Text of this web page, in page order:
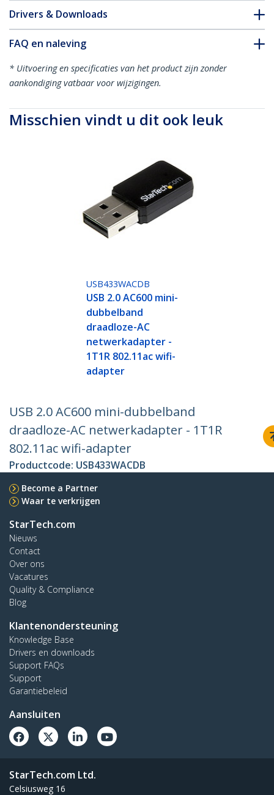
Drivers & Downloads
FAQ en naleving
* Uitvoering en specificaties van het product zijn zonder
aankondiging vatbaar voor wijzigingen.
Misschien vindt u dit ook leuk
USB433WACDB
USB 2.0 AC600 mini-
dubbelband
draadloze-AC
netwerkadapter -
1T1R 802.11ac wifi-
adapter
USB 2.0 AC600 mini-dubbelband
draadloze-AC netwerkadapter - 1T1R
802.11ac wifi-adapter
Productcode: USB433WACDB
Become a Partner
Waar te verkrijgen
StarTech.com
Nieuws
Contact
Over ons
Vacatures
Quality & Compliance
Blog
Klantenondersteuning
Knowledge Base
Drivers en downloads
Support FAQs
Support
Garantiebeleid
Aansluiten
StarTech.com Ltd.
Celsiusweg 16